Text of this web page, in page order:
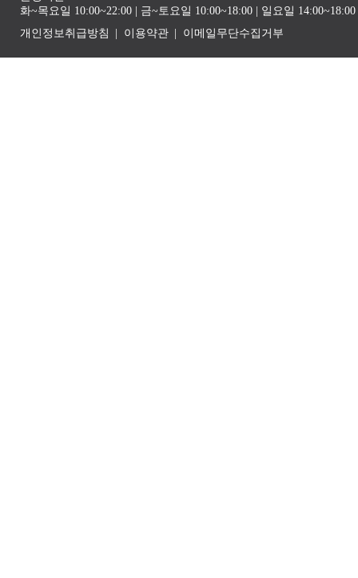
화~목요일 10:00~22:00 | 금~토요일 10:00~18:00 | 일요일
개인정보취급방침
이용약관 이메일무단수집거부